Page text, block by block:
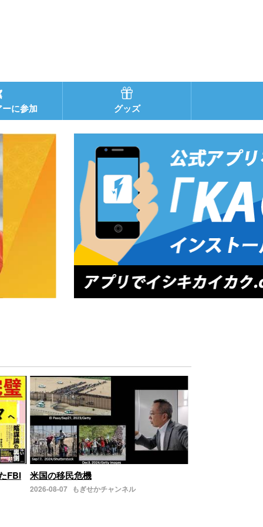
に参加 グッズ
FBI 米国の移民危機
2026-08-07 もぎせかチャンネル